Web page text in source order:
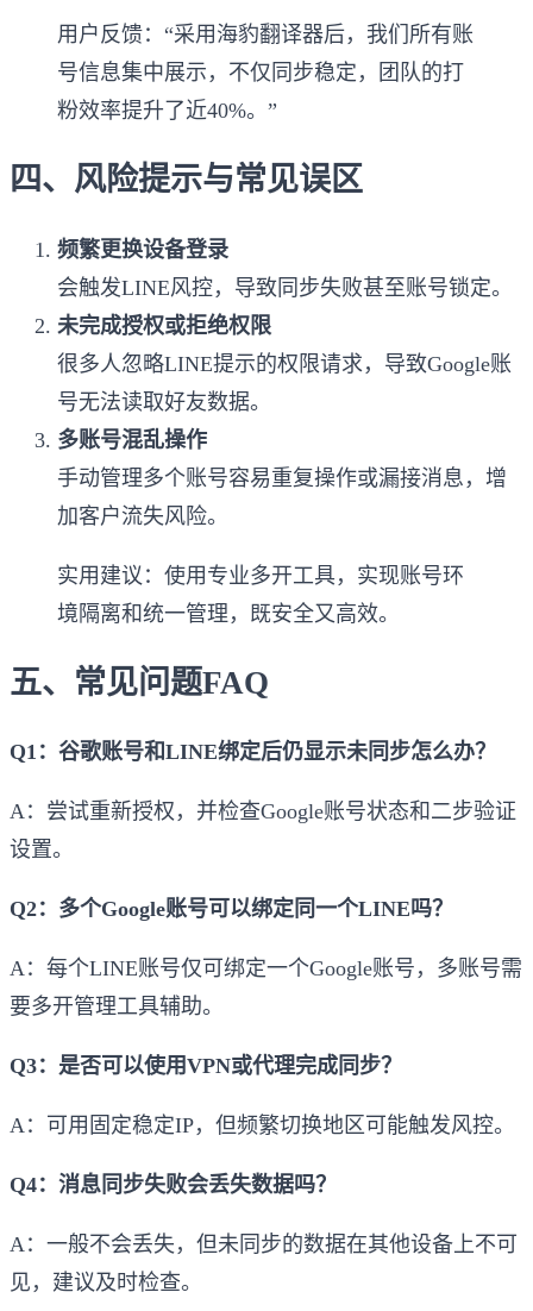
用户反馈：“采用海豹翻译器后，我们所有账
号信息集中展示，不仅同步稳定，团队的打
粉效率提升了近40%。”
四、风险提示与常见误区
频繁更换设备登录
会触发LINE风控，导致同步失败甚至账号锁定。
未完成授权或拒绝权限
很多人忽略LINE提示的权限请求，导致Google账
号无法读取好友数据。
多账号混乱操作
手动管理多个账号容易重复操作或漏接消息，增
加客户流失风险。
实用建议：使用专业多开工具，实现账号环
境隔离和统一管理，既安全又高效。
五、常见问题FAQ
Q1：谷歌账号和LINE绑定后仍显示未同步怎么办？
A：尝试重新授权，并检查Google账号状态和二步验证
设置。
Q2：多个Google账号可以绑定同一个LINE吗？
A：每个LINE账号仅可绑定一个Google账号，多账号需
要多开管理工具辅助。
Q3：是否可以使用VPN或代理完成同步？
A：可用固定稳定IP，但频繁切换地区可能触发风控。
Q4：消息同步失败会丢失数据吗？
A：一般不会丢失，但未同步的数据在其他设备上不可
见，建议及时检查。